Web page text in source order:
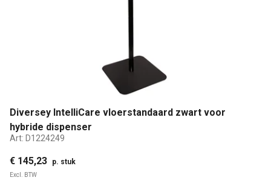
Diversey IntelliCare vloerstandaard zwart voor
hybride dispenser
Art: D1224249
€ 145,23 p. stuk
Excl. BTW